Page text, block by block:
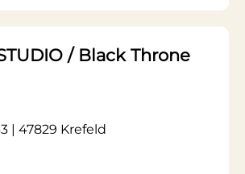
/ Black Throne
| 47829 Krefeld